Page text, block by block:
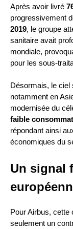
Après avoir livré
progressivement
2019, le groupe
sanitaire avait
mondiale,
pour les sous-
Désormais, le ciel
notamment en
modernisée du
faible
répondant ainsi
économiques du
Un signal
Pour Airbus, cette
seulement un